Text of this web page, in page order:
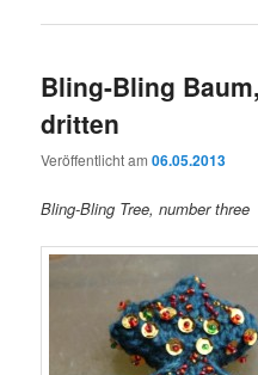
Bling-Bling
dritten
Veröffentlicht am06.05.2013
Bling-Bling Tree, number three